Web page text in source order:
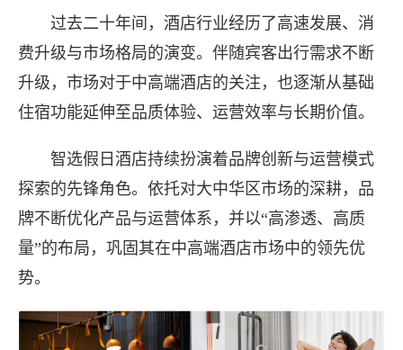
过去二十年间，酒店行业经历了高速发展、消
费升级与市场格局的演变。伴随宾客出行需求不断
升级，市场对于中高端酒店的关注，也逐渐从基础
住宿功能延伸至品质体验、运营效率与长期价值。
智选假日酒店持续扮演着品牌创新与运营模式
探索的先锋角色。依托对大中华区市场的深耕，品
牌不断优化产品与运营体系，并以“高渗透、高质
量”的布局，巩固其在中高端酒店市场中的领先优
势。